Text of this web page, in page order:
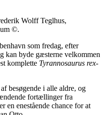
Wolff Teglhus,
©.
som fredag, efter
kan byde gæsterne velkommen
komplette Tyrannosaurus rex-
besøgende i alle aldre, og
fortællinger fra
en enestående chance for at